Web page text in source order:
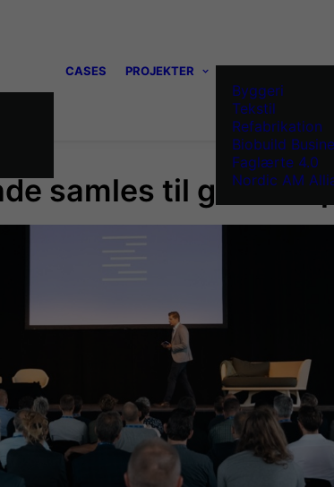
CASES PROJEKTER
Byggeri
Tekstil
Refabrikation
Biobuild
Faglærte 4.0
Nordic AM
samles til grøn 3D